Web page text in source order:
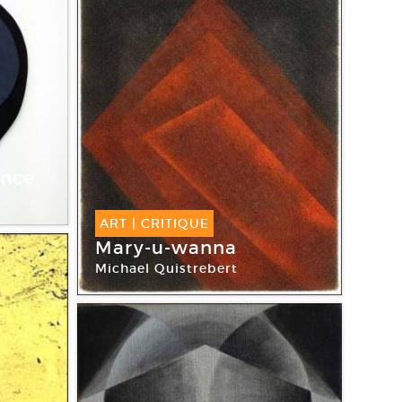
ART | CRITIQUE
Mary-u-wanna
Michael Quistrebert
Galerie Crèvecoeur